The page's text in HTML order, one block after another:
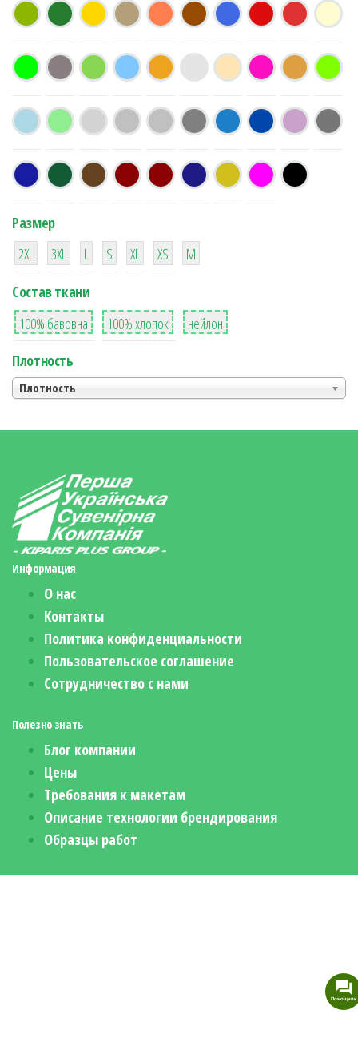
Размер
38
2XL
16
3XL
42
L
42
S
42
XL XS
М
Состав ткани
8
100% бавовна
36
100% хлопок
2
нейлон
Плотность
Плотность
Информация
О нас
Контакты
Политика конфиденциальности
Пользовательское соглашение
Сотрудничество с нами
Полезно знать
Блог компании
Цены
Требования к макетам
Описание технологии брендирования
Образцы работ
Помощник